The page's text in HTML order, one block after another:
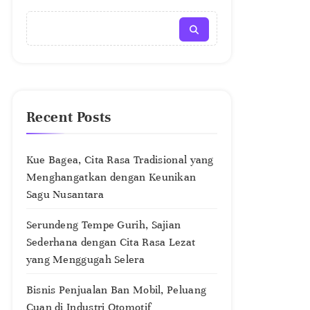
Recent Posts
Kue Bagea, Cita Rasa Tradisional yang
Menghangatkan dengan Keunikan
Sagu Nusantara
Serundeng Tempe Gurih, Sajian
Sederhana dengan Cita Rasa Lezat
yang Menggugah Selera
Bisnis Penjualan Ban Mobil, Peluang
Cuan di Industri Otomotif